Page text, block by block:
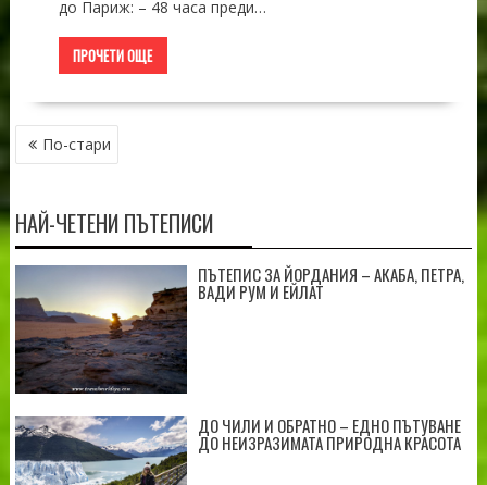
до Париж: – 48 часа преди…
ПРОЧЕТИ ОЩЕ
НАВИГАЦИЯ
По-стари
НАЙ-ЧЕТЕНИ ПЪТЕПИСИ
ПЪТЕПИС ЗА ЙОРДАНИЯ – АКАБА, ПЕТРА,
ВАДИ РУМ И ЕЙЛАТ
ДО ЧИЛИ И ОБРАТНО – ЕДНО ПЪТУВАНЕ
ДО НЕИЗРАЗИМАТА ПРИРОДНА КРАСОТА